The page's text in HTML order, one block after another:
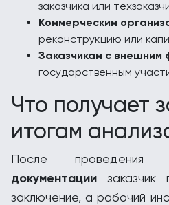
заказчика или
Коммерческим
реконструкцию или
Заказчикам с внешним
государственным
Что получает
итогам
После проведения
документации заказчик
заключение, а рабочий